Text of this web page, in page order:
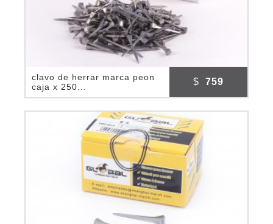
clavo de herrar marca peon
caja x 250...
$ 759